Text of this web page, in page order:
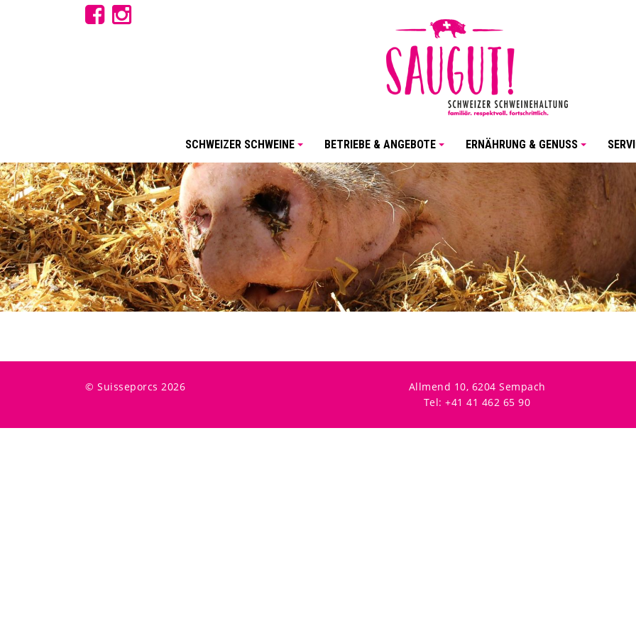
+
SCHWEIZER SCHWEINE
+
BETRIEBE & ANGEBOTE
+
ERNÄHRUNG & GENUSS
© Suisseporcs 2026
Allmend 10, 6204 Sempach
Tel: +41 41 462 65 90